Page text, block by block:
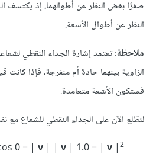
صفرًا بغض النظر عن أطوالهما، إذ يكتشف
النظر عن أطوال الأشعة.
ملاحظة: تعتمد إشارة الجداء النقطي
الزاوية بينهما حادة أم منفرجة، فإذا كانت
فستكون الأشعة متعامدة.
لنطّلع الآن على الجداء النقطي للشعاع مع
0 = | v | | v | 1.0 = | v |2‪‪